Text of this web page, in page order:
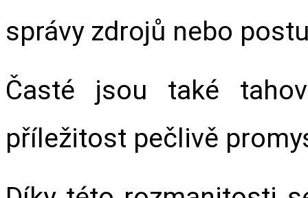
správy zdrojů nebo
Časté jsou také
příležitost pečlivě